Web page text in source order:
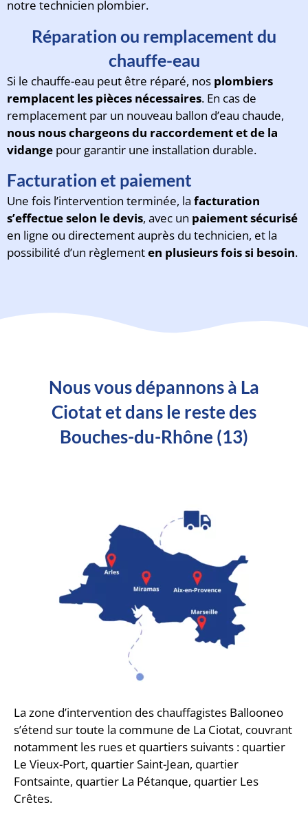
notre technicien plombier.
Réparation ou remplacement du
chauffe-eau
Si le chauffe-eau peut être réparé, nos plombiers
remplacent les pièces nécessaires. En cas de
remplacement par un nouveau ballon d’eau chaude,
nous nous chargeons du raccordement et de la
vidange pour garantir une installation durable.
Facturation et paiement
Une fois l’intervention terminée, la facturation
s’effectue selon le devis, avec un paiement sécurisé
en ligne ou directement auprès du technicien, et la
possibilité d’un règlementen plusieurs fois si besoin.
Nous vous dépannons à La
Ciotat et dans le reste des
Bouches-du-Rhône (13)
La zone d’intervention des chauffagistes Ballooneo
s’étend sur toute la commune de La Ciotat, couvrant
notamment les rues et quartiers suivants : quartier
Le Vieux-Port, quartier Saint-Jean, quartier
Fontsainte, quartier La Pétanque, quartier Les
Crêtes.